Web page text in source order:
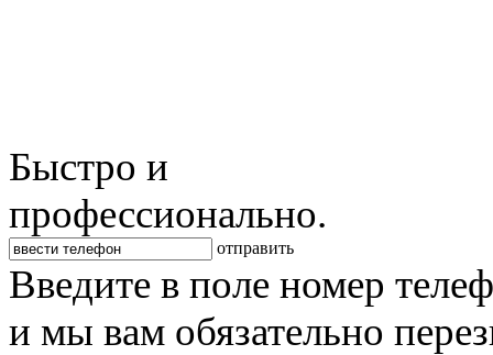
Быстро и
профессионально.
отправить
Введите в поле номер
и мы вам обязательно